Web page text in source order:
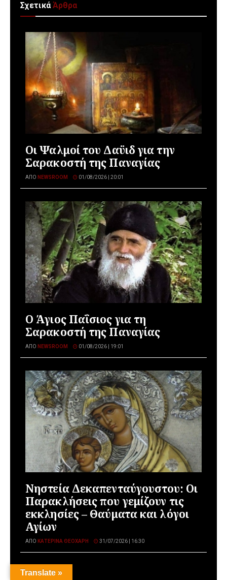
ΣχετικάΆρθρα
Οι Ψαλμοί του Δαϋιδ για την
Σαρακοστή της Παναγίας
ΑΠΌ NEWSROOM 01/08/2026 | 20:01
Ο Άγιος Παΐσιος για τη
Σαρακοστή της Παναγίας
ΑΠΌ NEWSROOM 01/08/2026 | 19:01
Νηστεία Δεκαπενταύγουστου: Οι
Παρακλήσεις που γεμίζουν τις
εκκλησίες – Θαύματα και λόγοι
Αγίων
ΑΠΌ ΚΑΤΕΡΊΝΑ ΘΕΟΧΆΡΗ 31/07/2026 | 16:30
Translate »